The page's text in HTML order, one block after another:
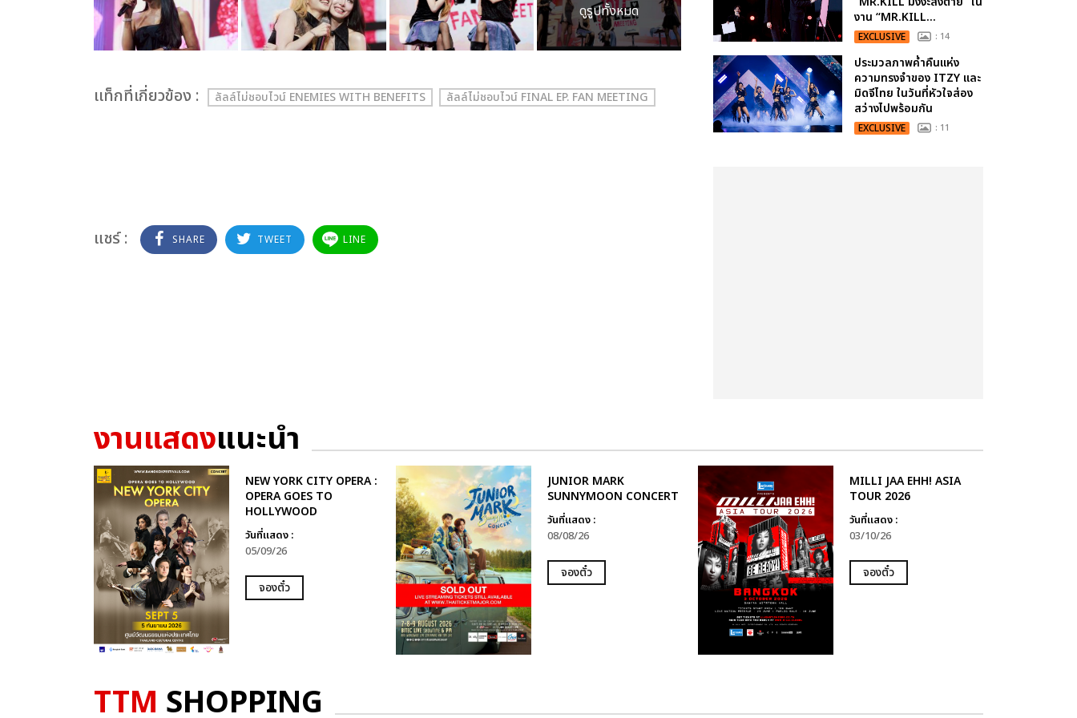
ดูรูปทั้งหมด
เเท็กที่เกี่ยวข้อง : ลัลล์ไม่ชอบไวน์ ENEMIES WITH BENEFITS ลัลล์ไม่ชอบไวน์ FINAL EP. FAN MEETING
แชร์ : SHARE TWEET LINE
งาน “MR.KILL...
EXCLUSIVE : 14
ประมวลภาพค่ำคืนแห่ง
ความทรงจำของ ITZY และ
มิดจีไทย ในวันที่หัวใจส่อง
สว่างไปพร้อมกัน
EXCLUSIVE : 11
งานแสดงแนะนำ
NEW YORK CITY OPERA :
OPERA GOES TO
HOLLYWOOD
วันที่แสดง :
05/09/26
จองตั๋ว
JUNIOR MARK
SUNNYMOON CONCERT
วันที่แสดง :
08/08/26
จองตั๋ว
MILLI JAA EHH! ASIA
TOUR 2026
วันที่แสดง :
03/10/26
จองตั๋ว
TTM SHOPPING